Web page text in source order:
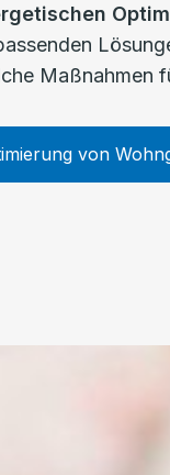
Maßnahmen
von